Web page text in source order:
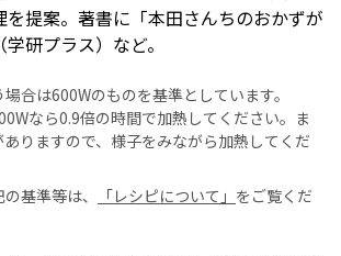
提案。著書に「本田さんちのおかずが
研プラス）など。
合は600Wのものを基準としています。
なら0.9倍の時間で加熱してください。ま
りますので、様子をみながら加熱してくだ
基準等は、
「レシピについて」 をご覧くだ